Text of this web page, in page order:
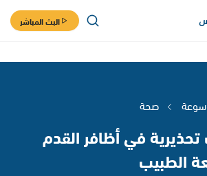
البث المباشر
صحة
تحذيرية في أظافر القدم
الطبيب